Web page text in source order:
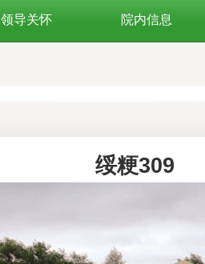
领导关怀 院内信息
绥粳309